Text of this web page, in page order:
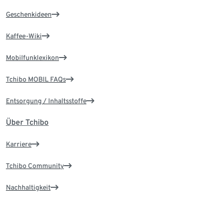
Geschenkideen
Kaffee-Wiki
Mobilfunklexikon
Tchibo MOBIL FAQs
Entsorgung / Inhaltsstoffe
Über Tchibo
Karriere
Tchibo Community
Nachhaltigkeit